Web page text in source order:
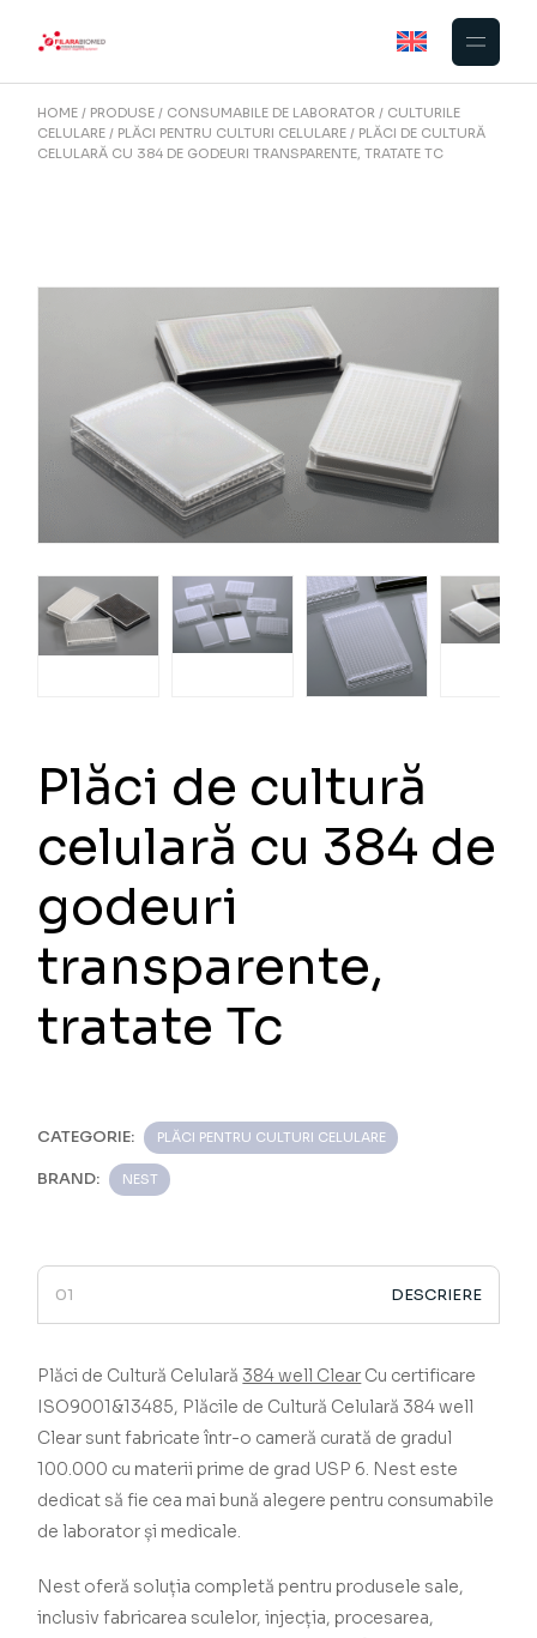
HOME PRODUSE CONSUMABILE DE LABORATOR
CULTURILE
CELULARE
PLĂCI PENTRU CULTURI CELULARE
PLĂCI DE CULTURĂ
CELULARĂ CU 384 DE GODEURI TRANSPARENTE, TRATATE TC
Plăci de cultură
celulară cu 384 de
godeuri
transparente,
tratate Tc
CATEGORIE: PLĂCI PENTRU CULTURI CELULARE
BRAND: NEST
DESCRIERE
Plăci de Cultură Celulară 384 well Clear ­­­­­­­­­­­­­­­­­­­­­­­­­­­­­ Cu certificare
ISO9001&13485, Plăcile de Cultură Celulară 384 well
Clear sunt fabricate într-o cameră curată de gradul
100.000 cu materii prime de grad USP 6. Nest este
dedicat să fie cea mai bună alegere pentru consumabile
de laborator și medicale.
Nest oferă soluția completă pentru produsele sale,
inclusiv fabricarea sculelor, injecția, procesarea,